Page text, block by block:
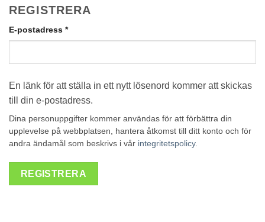
REGISTRERA
E-postadress *Obligatoriskt
En länk för att ställa in ett nytt lösenord kommer att skickas
till din e-postadress.
Dina personuppgifter kommer användas för att förbättra din
upplevelse på webbplatsen, hantera åtkomst till ditt konto och för
andra ändamål som beskrivs i vår integritetspolicy.
REGISTRERA